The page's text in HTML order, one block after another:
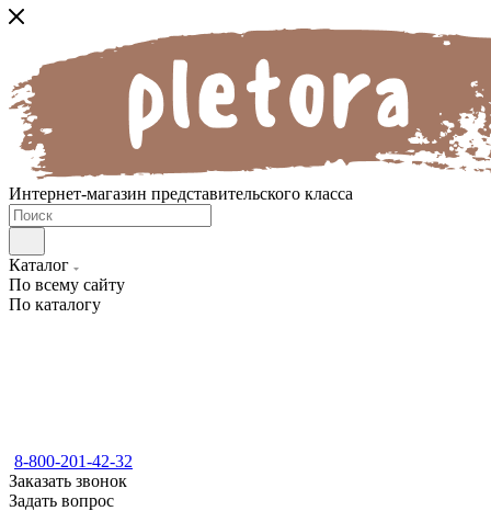
Интернет-магазин представительского класса
Каталог
По всему сайту
По каталогу
8-800-201-42-32
Заказать звонок
Задать вопрос